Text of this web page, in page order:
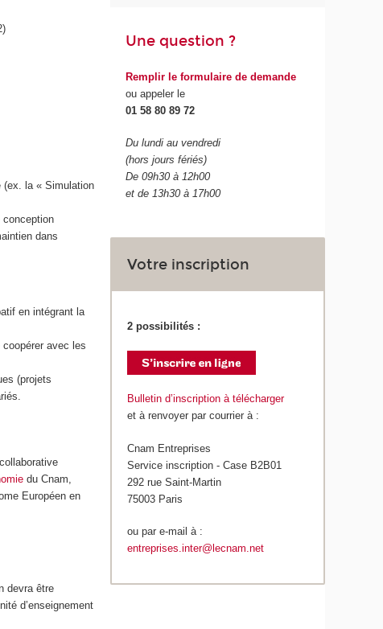
(ex. la « Simulation
dans
en intégrant la
avec les
(projets
du Cnam,
Européen en
devra être
d’enseignement
Une question ?
Remplir le formulaire de demande
ou appeler le
01 58 80 89 72
Du lundi au vendredi
(hors jours fériés)
De 09h30 à 12h00
et de 13h30 à 17h00
Votre inscription
2 possibilités :
Bulletin d’inscription à télécharger
et à renvoyer par courrier à :
Cnam Entreprises
Service inscription - Case B2B01
292 rue Saint-Martin
75003 Paris
ou par e-mail à :
entreprises.inter@lecnam.net